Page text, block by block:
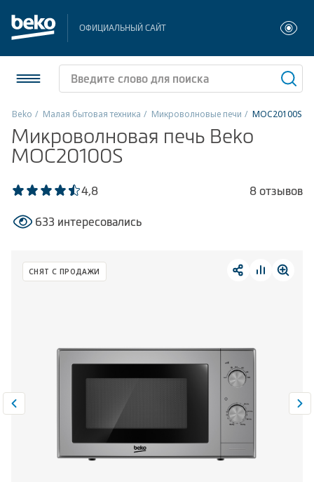
ОФИЦИАЛЬНЫЙ САЙТ
Холодильники и морозильники
Встраиваемая техника
Сравнить 0
Beko Малая бытовая техника Микроволновые печи MOC20100S
Микроволновая печь Beko
MOC20100S
4,8 8 отзывов
633 интересовались
СНЯТ С ПРОДАЖИ